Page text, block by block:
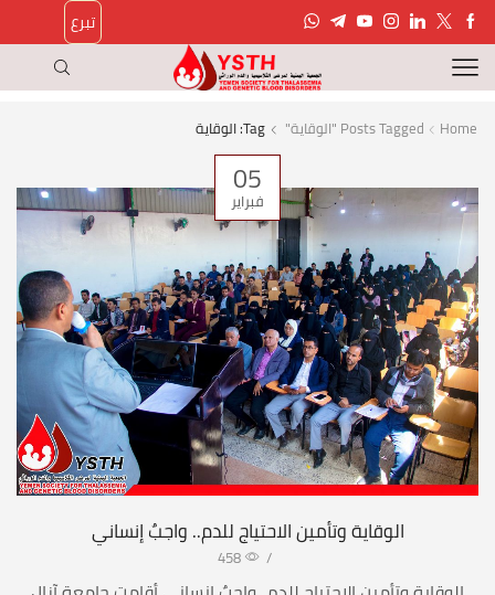
تبرع
Home Posts Tagged "الوقاية" Tag: الوقاية
05
فبراير
الوقاية وتأمين الاحتياج للدم.. واجبٌ إنساني
/
458